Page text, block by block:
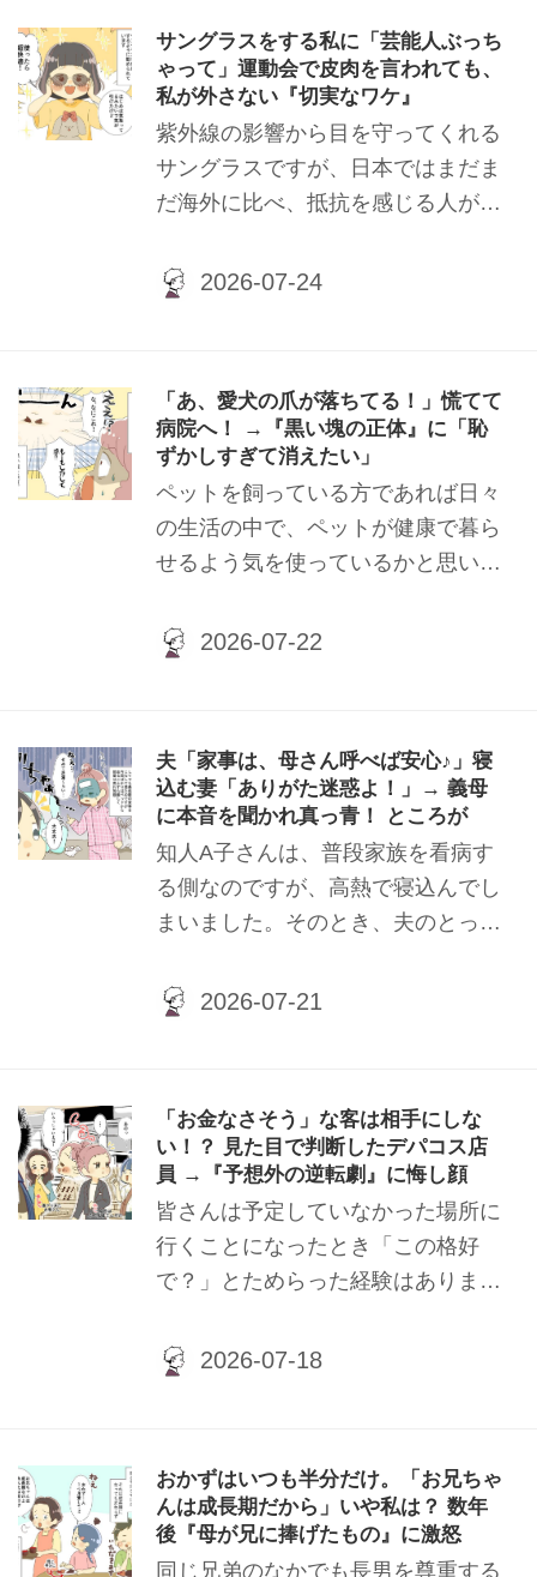
サングラスをする私に「芸能人ぶっち
ゃって」運動会で皮肉を言われても、
私が外さない『切実なワケ』
紫外線の影響から目を守ってくれる
サングラスですが、日本ではまだま
だ海外に比べ、抵抗を感じる人が多
医からサングラスをするよう勧めら
れているため、屋外に出る時はサン
ら心無い一言を受けたエピソードを
ご紹介します。
「あ、愛犬の爪が落ちてる！」慌てて
病院へ！ →『黒い塊の正体』に「恥
ずかしすぎて消えたい」
ペットを飼っている方であれば日々
の生活の中で、ペットが健康で暮ら
せるよう気を使っているかと思いま
られたら心配になりますよね。筆者
自身も愛犬と暮らしており、日々愛
でもない勘違いで筆者が巻き起こし
た笑い話をご紹介いたします。
夫「家事は、母さん呼べば安心♪」寝
込む妻「ありがた迷惑よ！」→ 義母
に本音を聞かれ真っ青！ ところが
知人A子さんは、普段家族を看病す
る側なのですが、高熱で寝込んでし
まいました。そのとき、夫のとった
「お金なさそう」な客は相手にしな
い！？ 見た目で判断したデパコス店
員 →『予想外の逆転劇』に悔し顔
皆さんは予定していなかった場所に
行くことになったとき「この格好
で？」とためらった経験はありませ
コス売場に行ったのですが……？
おかずはいつも半分だけ。「お兄ちゃ
んは成長期だから」いや私は？ 数年
後『母が兄に捧げたもの』に激怒
同じ兄弟のなかでも長男を尊重する